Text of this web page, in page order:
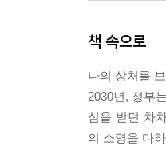
책 속으로
나의 상처를
2030년, 정부
심을 받던 차
의 소명을 다